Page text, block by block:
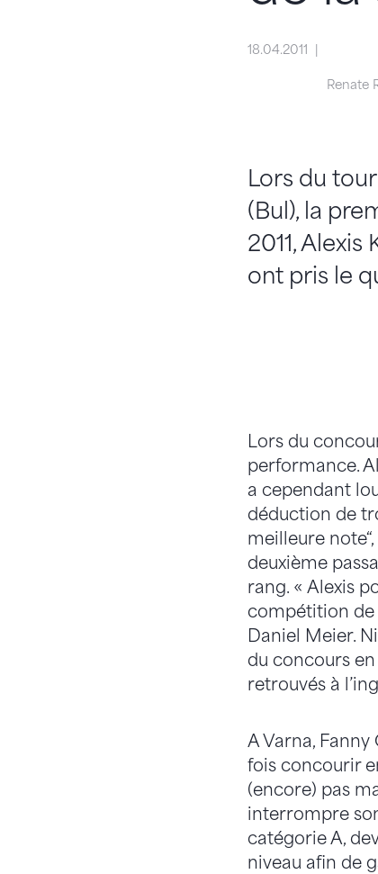
18.04.2011
Renate
Lors du
(Bul), la
2011,
ont pris le
Lors du
performance.
a cependant
déduction de
meilleure
deuxième
rang. « Alexis
compétition de
Daniel Meier.
du concours
retrouvés à
A Varna,
fois concourir
(encore) pas
interrompre
catégorie A,
niveau afin de